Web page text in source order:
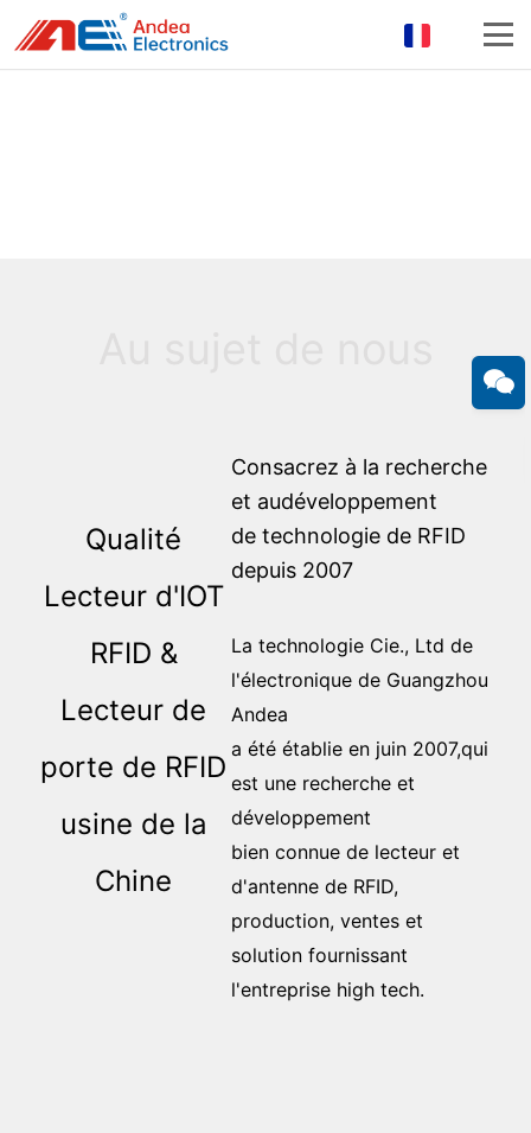
Qualité
Lecteur d'IOT
RFID &
Lecteur de
porte de RFID
usine de la
Chine
Consacrez à la recherche
et audéveloppement
de technologie de RFID
depuis 2007
La technologie Cie., Ltd de
l'électronique de Guangzhou
Andea
a été établie en juin 2007,qui
est une recherche et
développement
bien connue de lecteur et
d'antenne de RFID,
production, ventes et
solution fournissant
l'entreprise high tech.